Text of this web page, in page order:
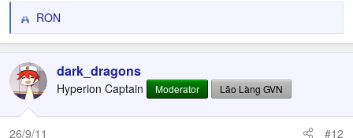
R
e
c
t
i
o
n
RON
dark_dragons
Hyperion Captain Moderator Lão Làng GVN
26/9/11 #12